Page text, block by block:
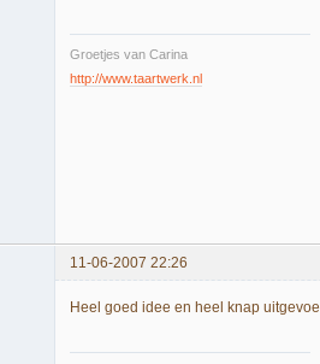
Groetjes van Carina
http://www.taartwerk.nl
11-06-2007 22:26
Heel goed idee en heel knap